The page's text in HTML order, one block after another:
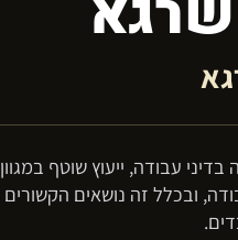
עבודה, ייעוץ שוטף במגוון
ובכלל זה נושאים הקשורים